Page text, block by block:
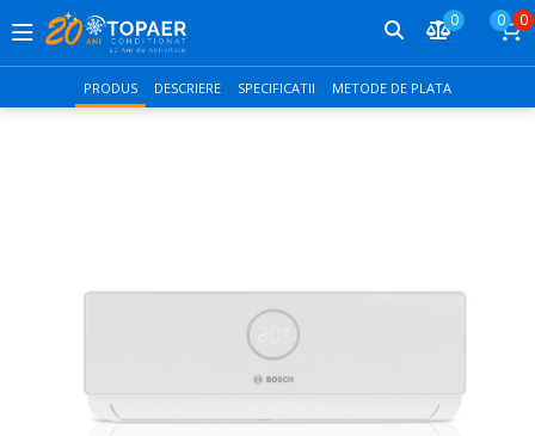
0 0 0
PRODUS DESCRIERE SPECIFICATII METODE DE PLATA